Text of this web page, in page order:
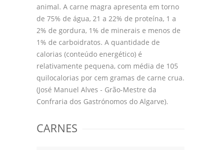
Receita Quinzena
Tarot e Gastronomia
Clube
Cozinha Sec.XV
Curso Vinhos
animal. A carne magra apresenta em torno
de 75% de água, 21 a 22% de proteína, 1 a
2% de gordura, 1% de minerais e menos de
1% de carboidratos. A quantidade de
calorias (conteúdo energético) é
relativamente pequena, com média de 105
quilocalorias por cem gramas de carne crua.
(José Manuel Alves - Grão-Mestre da
Confraria dos Gastrónomos do Algarve).
CARNES